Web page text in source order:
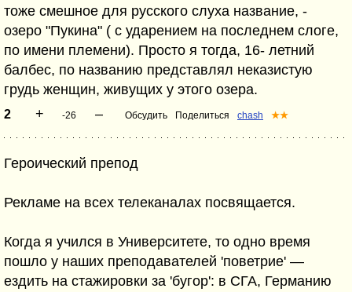
тоже смешное для русского слуха название, -
озеро "Пукина" ( с ударением на последнем слоге,
по имени племени). Просто я тогда, 16- летний
балбес, по названию представлял неказистую
грудь женщин, живущих у этого озера.
2 + -26 – Обсудить Поделиться chash ★★
Героический препод
Рекламе на всех телеканалах посвящается.
Когда я учился в Университете, то одно время
пошло у наших преподавателей 'поветрие' —
ездить на стажировки за 'бугор': в СГА, Германию